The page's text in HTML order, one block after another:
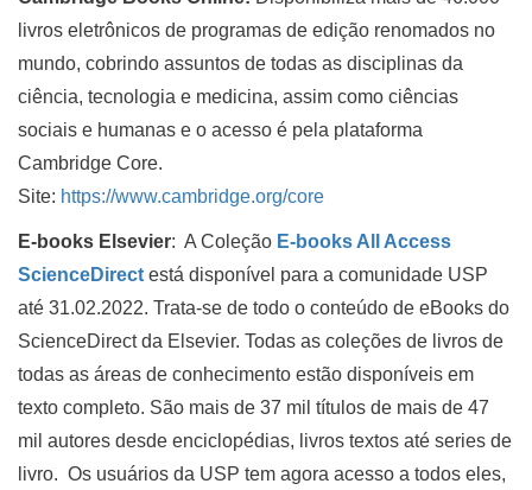
livros eletrônicos de programas de edição renomados no
mundo, cobrindo assuntos de todas as disciplinas da
ciência, tecnologia e medicina, assim como ciências
sociais e humanas e o acesso é pela plataforma
Cambridge Core.
Site: https://www.cambridge.org/core
E-books Elsevier: A Coleção E-books All Access
ScienceDirect está disponível para a comunidade USP
até 31.02.2022. Trata-se de todo o conteúdo de eBooks do
ScienceDirect da Elsevier. Todas as coleções de livros de
todas as áreas de conhecimento estão disponíveis em
texto completo. São mais de 37 mil títulos de mais de 47
mil autores desde enciclopédias, livros textos até series de
livro. Os usuários da USP tem agora acesso a todos eles,